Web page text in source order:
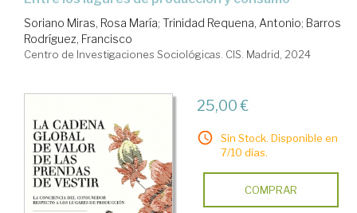
Soriano Miras, Rosa María; Trinidad Requena, Antonio; Barros
Rodríguez, Francisco
Centro de Investigaciones Sociológicas. CIS. Madrid, 2024
25,00 €
Sin Stock. Disponible en
7/10 días.
COMPRAR